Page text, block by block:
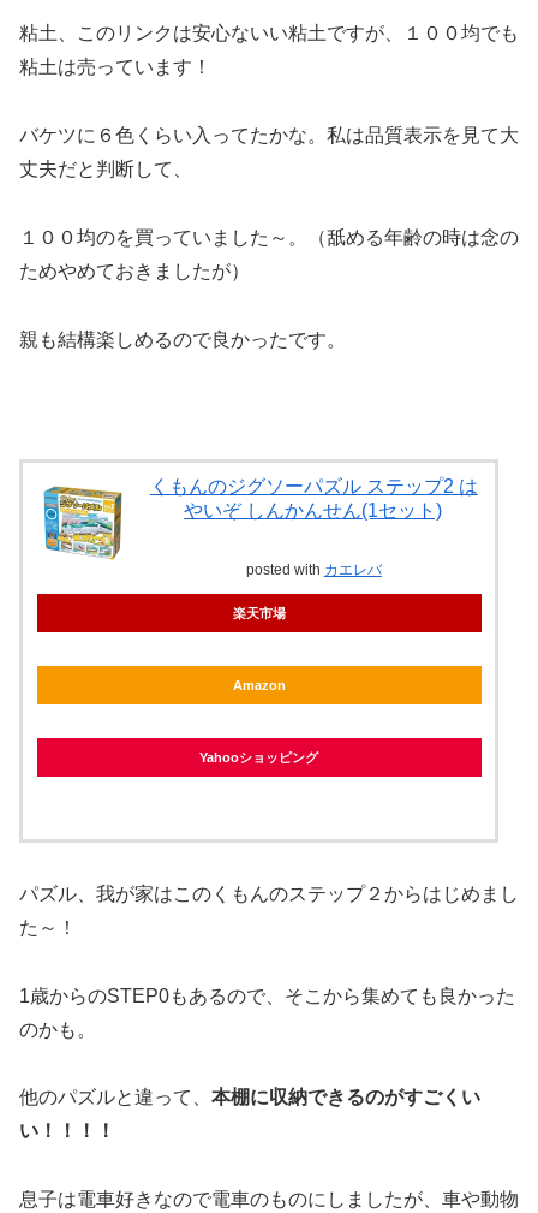
粘土、このリンクは安心ないい粘土ですが、１００均でも
粘土は売っています！
バケツに６色くらい入ってたかな。私は品質表示を見て大
丈夫だと判断して、
１００均のを買っていました～。（舐める年齢の時は念の
ためやめておきましたが）
親も結構楽しめるので良かったです。
くもんのジグソーパズル ステップ2 は
やいぞ しんかんせん(1セット)
posted with カエレバ
楽天市場
Amazon
Yahooショッピング
パズル、我が家はこのくもんのステップ２からはじめまし
た～！
1歳からのSTEP0もあるので、そこから集めても良かった
のかも。
他のパズルと違って、 本棚に収納できるのがすごくい
い！！！！
息子は電車好きなので電車のものにしましたが、車や動物